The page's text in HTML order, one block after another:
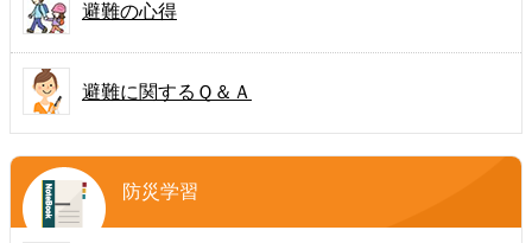
避難の心得
避難に関するＱ＆Ａ
防災学習